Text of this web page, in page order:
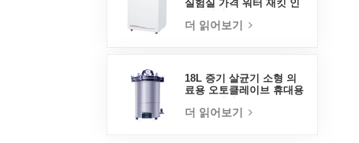
실험실 가격 워터 재킷 인
더 읽어보기
18L 증기 살균기 소형 의
료용 오토클레이브 휴대용
더 읽어보기